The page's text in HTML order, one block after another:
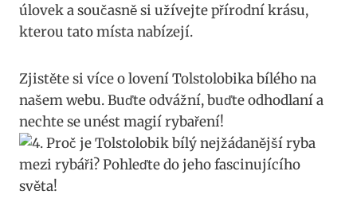
⁤úlovek a⁤ současně ⁤si užívejte přírodní krásu,
kterou tato místa nabízejí.
Zjistěte si více o lovení​ Tolstolobika bílého na⁢
našem webu. Buďte odvážní, buďte odhodlaní a
nechte se‍ unést magií rybaření!